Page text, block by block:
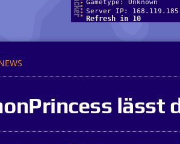
lässt